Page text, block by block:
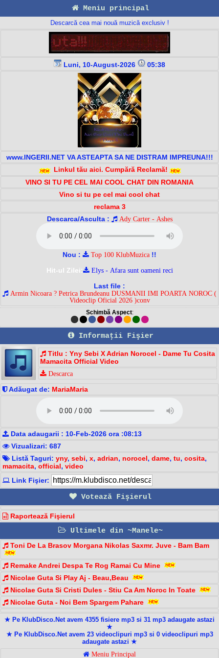
Meniu principal
Descarcă cea mai nouă muzică exclusiv !
Luni, 10-August-2026 05:38
www.INGERII.NET VA ASTEAPTA SA NE DISTRAM IMPREUNA!!!
Linkul tău aici. Cumpără Reclamă!
VINO SI TU PE CEL MAI COOL CHAT DIN ROMANIA
Vino si tu pe cel mai cool chat
reclama 3
Descarca/Asculta :
Ady Carter - Ashes
Nou : Top 100 KlubMuzica !!
Hit-ul Zilei:
Elys - Afara sunt oameni reci
Last file :
Armin Nicoara ? Petrica Brundeanu DUSMANII IMI POARTA NOROC (
Videoclip Oficial 2026 )conv
Schimbă Aspect:
Informaţii Fişier
Titlu : Yny Sebi X Adrian Norocel - Dame Tu Cosita
Mamacita Official Video
Descarca
Adăugat de: MariaMaria
Data adaugarii : 10-Feb-2026 ora :08:13
Vizualizari: 687
Listă Taguri: yny, sebi, x, adrian, norocel, dame, tu, cosita,
mamacita, official, video
Link Fişier:
Votează Fişierul
Raportează Fişierul
Ultimele din ~Manele~
Toni De La Brasov Morgana Nikolas Saxmr. Juve - Bam Bam️
Remake Andrei Despa Te Rog Ramai Cu Mine
Nicolae Guta Si Play Aj - Beau,Beau
Nicolae Guta Si Cristi Dules - Stiu Ca Am Noroc In Toate
Nicolae Guta - Noi Bem Spargem Pahare
★ Pe KlubDisco.Net avem 4355 fisiere mp3 si 31 mp3 adaugate astazi
★
★ Pe KlubDisco.Net avem 23 videoclipuri mp3 si 0 videoclipuri mp3
adaugate astazi ★
Meniu Principal